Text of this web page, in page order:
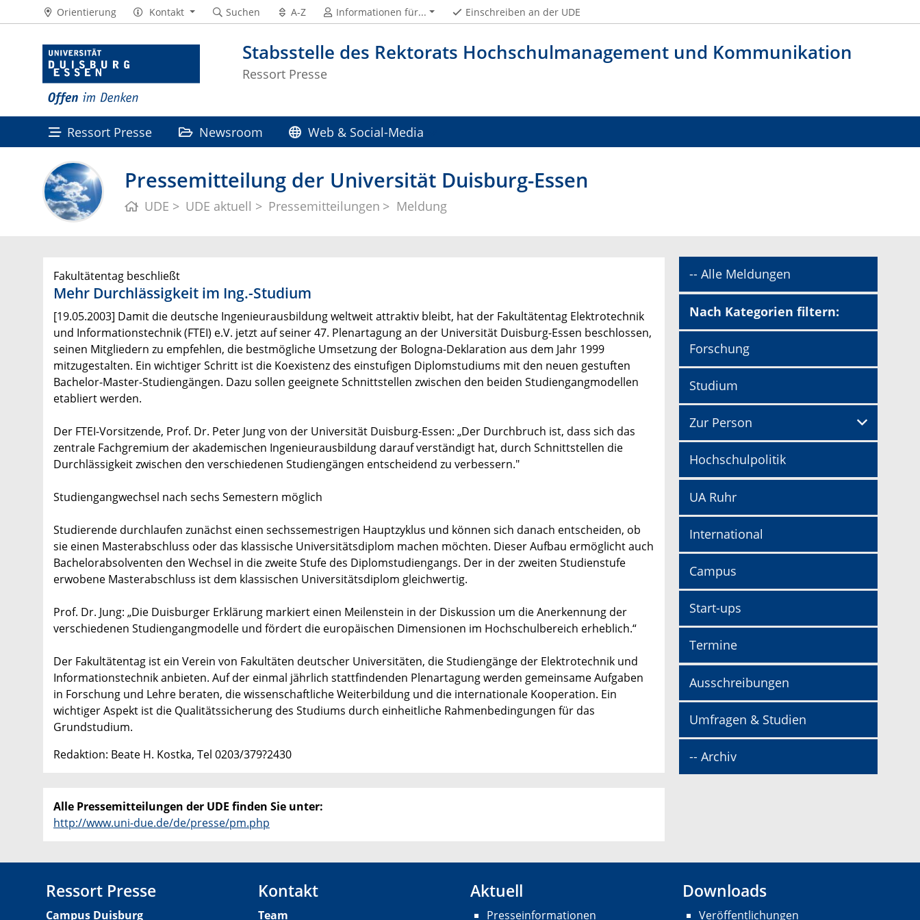
Stabsstelle des Rektorats Hochschulmanagement und Kommunikation
Ressort Presse
Orientierung Kontakt Suchen A-Z Informationen für... Einschreiben an der UDE
Ressort Presse Newsroom Web & Social-Media
Pressemitteilung der Universität Duisburg-Essen
UDE UDE aktuell Pressemitteilungen Meldung
Fakultätentag beschließt
Mehr Durchlässigkeit im Ing.-Studium
[19.05.2003] Damit die deutsche Ingenieurausbildung weltweit attraktiv bleibt, hat der Fakultätentag Elektrotechnik
und Informationstechnik (FTEI) e.V. jetzt auf seiner 47. Plenartagung an der Universität Duisburg-Essen beschlossen,
seinen Mitgliedern zu empfehlen, die bestmögliche Umsetzung der Bologna-Deklaration aus dem Jahr 1999
mitzugestalten. Ein wichtiger Schritt ist die Koexistenz des einstufigen Diplomstudiums mit den neuen gestuften
Bachelor-Master-Studiengängen. Dazu sollen geeignete Schnittstellen zwischen den beiden Studiengangmodellen
etabliert werden.
Der FTEI-Vorsitzende, Prof. Dr. Peter Jung von der Universität Duisburg-Essen: „Der Durchbruch ist, dass sich das
zentrale Fachgremium der akademischen Ingenieurausbildung darauf verständigt hat, durch Schnittstellen die
Durchlässigkeit zwischen den verschiedenen Studiengängen entscheidend zu verbessern."
Studiengangwechsel nach sechs Semestern möglich
Studierende durchlaufen zunächst einen sechssemestrigen Hauptzyklus und können sich danach entscheiden, ob
sie einen Masterabschluss oder das klassische Universitätsdiplom machen möchten. Dieser Aufbau ermöglicht auch
Bachelorabsolventen den Wechsel in die zweite Stufe des Diplomstudiengangs. Der in der zweiten Studienstufe
erwobene Masterabschluss ist dem klassischen Universitätsdiplom gleichwertig.
Prof. Dr. Jung: „Die Duisburger Erklärung markiert einen Meilenstein in der Diskussion um die Anerkennung der
verschiedenen Studiengangmodelle und fördert die europäischen Dimensionen im Hochschulbereich erheblich.“
Der Fakultätentag ist ein Verein von Fakultäten deutscher Universitäten, die Studiengänge der Elektrotechnik und
Informationstechnik anbieten. Auf der einmal jährlich stattfindenden Plenartagung werden gemeinsame Aufgaben
in Forschung und Lehre beraten, die wissenschaftliche Weiterbildung und die internationale Kooperation. Ein
wichtiger Aspekt ist die Qualitätssicherung des Studiums durch einheitliche Rahmenbedingungen für das
Grundstudium.
Redaktion: Beate H. Kostka, Tel 0203/379?2430
Alle Pressemitteilungen der UDE finden Sie unter:
http://www.uni-due.de/de/presse/pm.php
-- Alle Meldungen
Nach Kategorien filtern:
Forschung
Studium
Zur Person
Hochschulpolitik
UA Ruhr
International
Campus
Start-ups
Termine
Ausschreibungen
Umfragen & Studien
-- Archiv
Ressort Presse
Campus Duisburg
Kontakt
Team
Aktuell
Presseinformationen
Downloads
Veröffentlichungen